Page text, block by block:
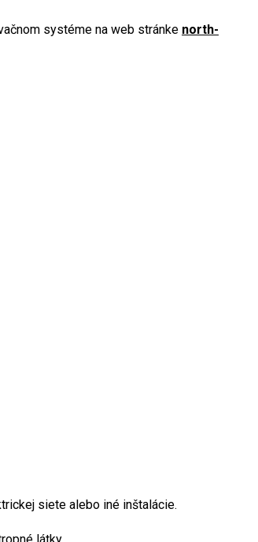
systéme na web stránke north-
siete alebo iné inštalácie.